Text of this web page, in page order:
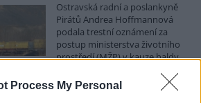
Process My Personal
Ostravská radní a poslankyně
Pirátů Andrea Hoffmannová
podala trestní oznámení za
postup ministerstva životního
prostředí (MŽP) v kauze haldy
aby policie prověřila okolnosti odebrání
životního prostředí (ČIŽP) a zastavení řízení.